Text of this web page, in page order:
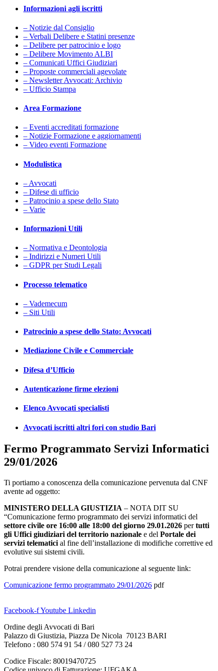
Informazioni agli iscritti
– Notizie dal Consiglio
– Verbali Delibere e Statini presenze
– Delibere per patrocinio e logo
– Delibere Movimento ALBI
– Comunicati Uffici Giudiziari
– Proposte commerciali agevolate
– Newsletter Avvocati: Archivio
– Ufficio Stampa
Area Formazione
– Eventi accreditati formazione
– Notizie Formazione e aggiornamenti
– Video eventi Formazione
Modulistica
– Avvocati
– Difese di ufficio
– Patrocinio a spese dello Stato
– Varie
Informazioni Utili
– Normativa e Deontologia
– Indirizzi e Numeri Utili
– GDPR per Studi Legali
Processo telematico
– Vademecum
– Siti Utili
Patrocinio a spese dello Stato: Avvocati
Mediazione Civile e Commerciale
Difesa d’Ufficio
Autenticazione firme elezioni
Elenco Avvocati specialisti
Avvocati iscritti altri fori con studio Bari
Fermo Programmato Servizi Informatici
29/01/2026
Ti portiamo a conoscenza della comunicazione pervenuta dal CNF
avente ad oggetto:
MINISTERO DELLA GIUSTIZIA – NOTA DIT SU
“Comunicazione fermo programmato dei servizi informatici del
settore civile ore 16:00 alle 18:00 del giorno 29.01.2026 pertutti
gli Uffici giudiziari del territorio nazionale e del Portale dei
servizi telematici al fine dell’installazione di modifiche correttive ed
evolutive sui sistemi civili.
Potrai prendere visione della comunicazione al seguente link:
Comunicazione fermo programmato 29/01/2026 pdf
Facebook-fYoutube Linkedin
Ordine degli Avvocati di Bari
Palazzo di Giustizia, Piazza De Nicola 70123 BARI
Telefono : 080 574 91 54 / 080 527 73 24
Codice Fiscale: 80019470725